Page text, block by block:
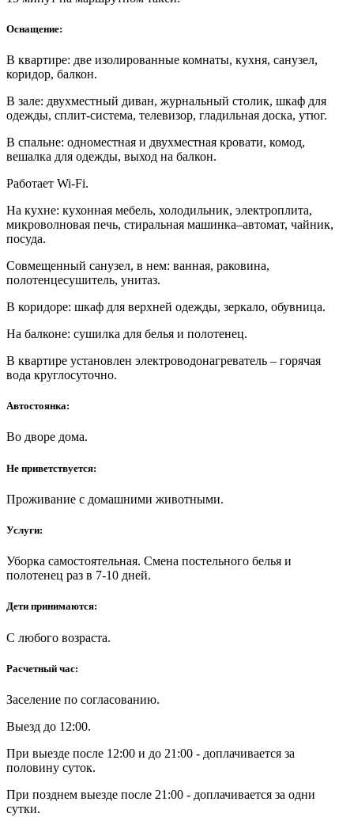
Оснащение:
В квартире: две изолированные комнаты, кухня, санузел,
коридор, балкон.
В зале: двухместный диван, журнальный столик, шкаф для
одежды, сплит-система, телевизор, гладильная доска, утюг.
В спальне: одноместная и двухместная кровати, комод,
вешалка для одежды, выход на балкон.
Работает Wi-Fi.
На кухне: кухонная мебель, холодильник, электроплита,
микроволновая печь, стиральная машинка–автомат, чайник,
посуда.
Совмещенный санузел, в нем: ванная, раковина,
полотенцесушитель, унитаз.
В коридоре: шкаф для верхней одежды, зеркало, обувница.
На балконе: сушилка для белья и полотенец.
В квартире установлен электроводонагреватель – горячая
вода круглосуточно.
Автостоянка:
Во дворе дома.
Не приветствуется:
Проживание с домашними животными.
Услуги:
Уборка самостоятельная. Смена постельного белья и
полотенец раз в 7-10 дней.
Дети принимаются:
С любого возраста.
Расчетный час:
Заселение по согласованию.
Выезд до 12:00.
При выезде после 12:00 и до 21:00 - доплачивается за
половину суток.
При позднем выезде после 21:00 - доплачивается за одни
сутки.